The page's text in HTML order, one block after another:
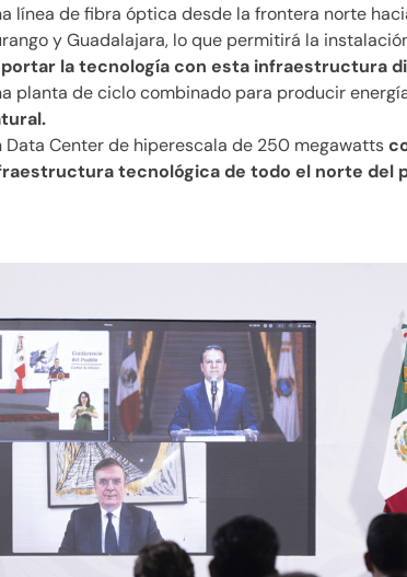
línea de fibra óptica desde la frontera norte
y Guadalajara, lo que permitirá la
la tecnología con esta infraestructura
planta de ciclo combinado para producir
Data Center de hiperescala de 250 megawatts
tecnológica de todo el norte del